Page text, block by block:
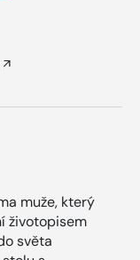
muže, který
životopisem
světa